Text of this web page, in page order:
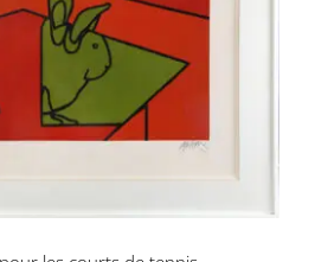
– Étude pour les courts
de tennis